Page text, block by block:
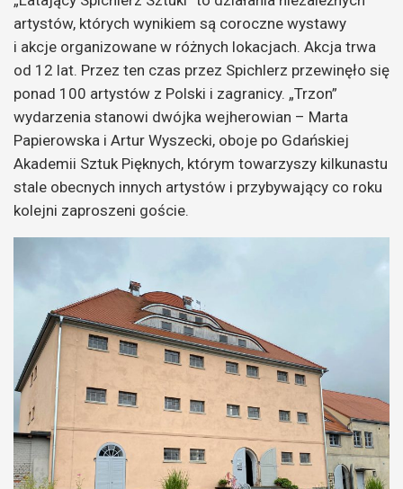
artystów, których wynikiem są coroczne wystawy
i akcje organizowane w różnych lokacjach. Akcja trwa
od 12 lat. Przez ten czas przez Spichlerz przewinęło się
ponad 100 artystów z Polski i zagranicy. „Trzon”
wydarzenia stanowi dwójka wejherowian – Marta
Papierowska i Artur Wyszecki, oboje po Gdańskiej
Akademii Sztuk Pięknych, którym towarzyszy kilkunastu
stale obecnych innych artystów i przybywający co roku
kolejni zaproszeni goście.